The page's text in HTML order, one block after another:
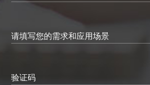
请填写您的需求和应用场景
验证码